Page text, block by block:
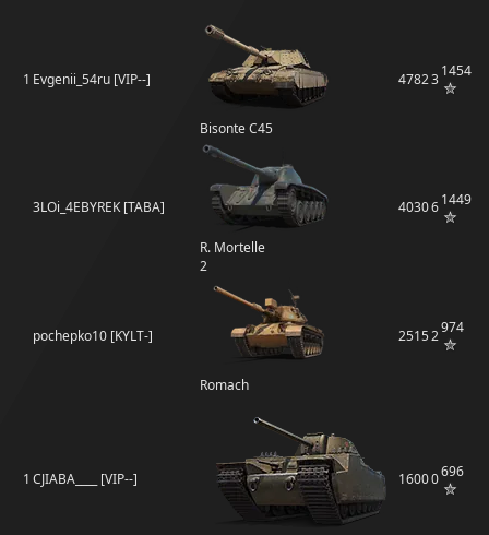
1 Evgenii_54ru [VIP--]
Bisonte C45
478231454
3LOi_4EBYREK [TABA]
R. Mortelle
2
403061449
pochepko10 [KYLT-]
Romach
25152974
1 CJIABA____ [VIP--] 16000696